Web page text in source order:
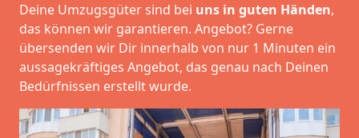
Deine Umzugsgüter sind bei uns in guten Händen,
das können wir garantieren. Angebot? Gerne
übersenden wir Dir innerhalb von nur 1 Minuten ein
aussagekräftiges Angebot, das genau nach Deinen
Bedürfnissen erstellt wurde.